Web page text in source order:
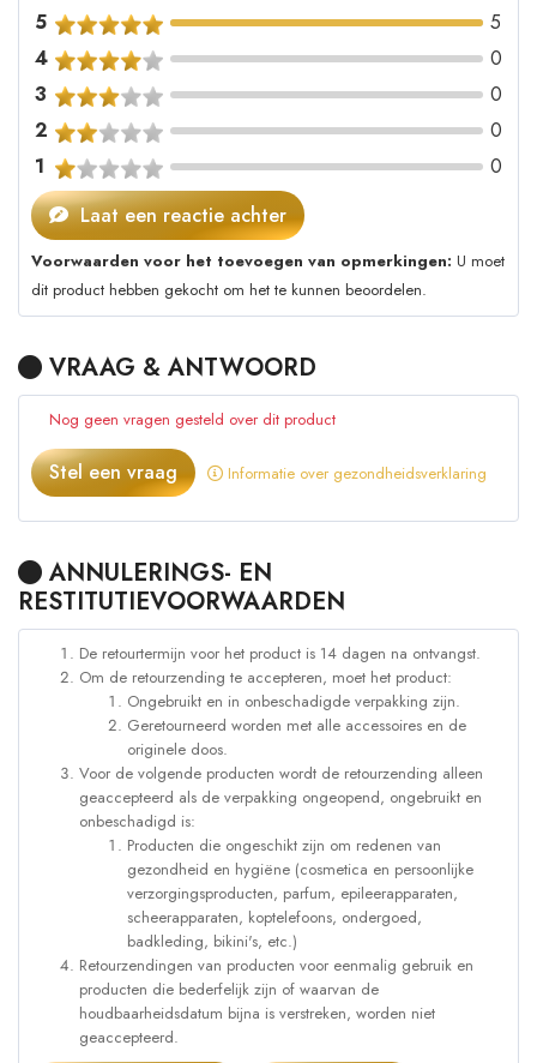
5
5
4
0
3
0
2
0
1
0
Laat een reactie achter
Voorwaarden voor het toevoegen van opmerkingen: U moet
dit product hebben gekocht om het te kunnen beoordelen.
VRAAG & ANTWOORD
Nog geen vragen gesteld over dit product
Stel een vraag Informatie over gezondheidsverklaring
ANNULERINGS- EN
RESTITUTIEVOORWAARDEN
De retourtermijn voor het product is 14 dagen na ontvangst.
Om de retourzending te accepteren, moet het product:
Ongebruikt en in onbeschadigde verpakking zijn.
Geretourneerd worden met alle accessoires en de
originele doos.
Voor de volgende producten wordt de retourzending alleen
geaccepteerd als de verpakking ongeopend, ongebruikt en
onbeschadigd is:
Producten die ongeschikt zijn om redenen van
gezondheid en hygiëne (cosmetica en persoonlijke
verzorgingsproducten, parfum, epileerapparaten,
scheerapparaten, koptelefoons, ondergoed,
badkleding, bikini's, etc.)
Retourzendingen van producten voor eenmalig gebruik en
producten die bederfelijk zijn of waarvan de
houdbaarheidsdatum bijna is verstreken, worden niet
geaccepteerd.